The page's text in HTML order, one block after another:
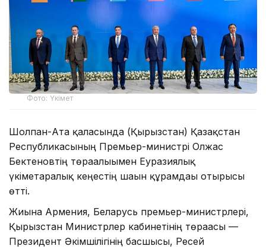
Фото: Үкімет
Шолпан-Ата қаласында (Қырғызстан) Қазақстан
Республикасының Премьер-министрі Олжас
Бектеновтің төрағалығымен Еуразиялық
үкіметаралық кеңестің шағын құрамдағы отырысы
өтті.
Жиынға Армения, Беларусь премьер-министрлері,
Қырғызстан Министрлер кабинетінің төрағасы —
Президент Әкімшілігінің басшысы, Ресей